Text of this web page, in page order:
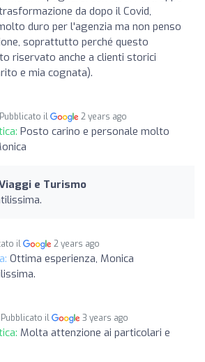
da dopo il Covid,
duro per l'agenzia ma non penso
soprattutto perché questo
riservato anche a clienti storici
e mia cognata).
Pubblicato il 2 years ago
Posto carino e personale molto
e Turismo
il 2 years ago
Ottima esperienza, Monica
Pubblicato il 3 years ago
Molta attenzione ai particolari e